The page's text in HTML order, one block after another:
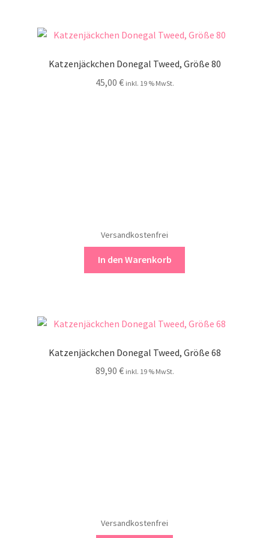
Katzenjäckchen Donegal Tweed, Größe 80
45,00 € inkl. 19 % MwSt.
Versandkostenfrei
In den Warenkorb
Katzenjäckchen Donegal Tweed, Größe 68
89,90 € inkl. 19 % MwSt.
Versandkostenfrei